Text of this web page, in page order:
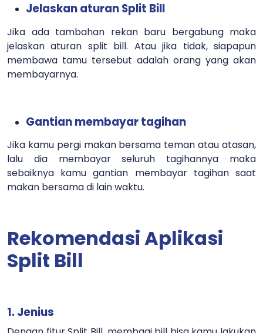
Jelaskan aturan Split Bill
Jika ada tambahan rekan baru bergabung maka
jelaskan aturan split bill. Atau jika tidak, siapapun
membawa tamu tersebut adalah orang yang akan
membayarnya.
Gantian membayar tagihan
Jika kamu pergi makan bersama teman atau atasan,
lalu dia membayar seluruh tagihannya maka
sebaiknya kamu gantian membayar tagihan saat
makan bersama di lain waktu.
Rekomendasi Aplikasi
Split Bill
1. Jenius